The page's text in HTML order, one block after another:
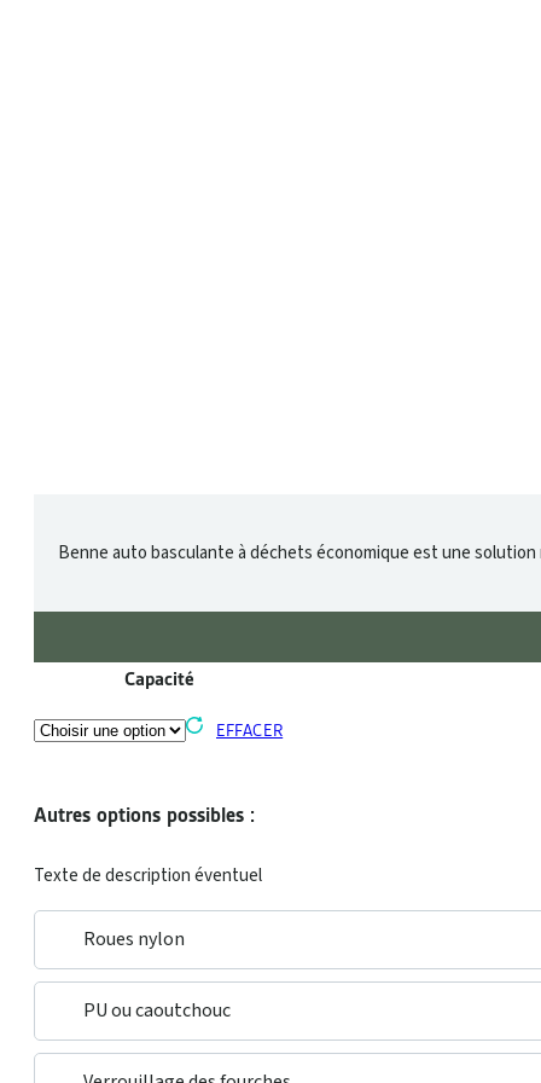
Benne auto basculante à déchets économique est une
Capacité
EFFACER
Autres options possibles :
Texte de description éventuel
Roues nylon
PU ou caoutchouc